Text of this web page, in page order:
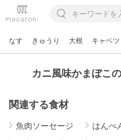
なす きゅうり 大根 キャベツ
カニ風味かまぼこ
関連する食材
魚肉ソーセージ はんぺ